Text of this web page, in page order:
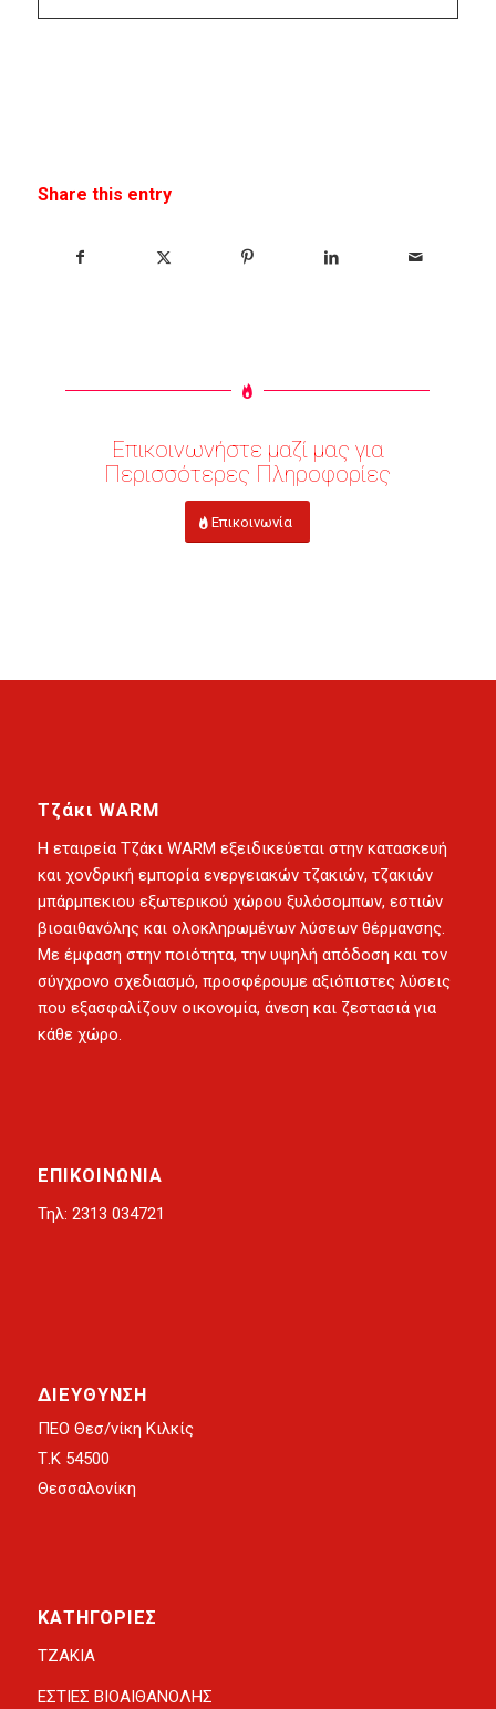
Share this entry
Επικοινωνήστε μαζί μας για
Περισσότερες Πληροφορίες
Επικοινωνία
Τζάκι WARM
Η εταιρεία Τζάκι WARM εξειδικεύεται στην κατασκευή
και χονδρική εμπορία ενεργειακών τζακιών, τζακιών
μπάρμπεκιου εξωτερικού χώρου ξυλόσομπων, εστιών
βιοαιθανόληςκαι ολοκληρωμένων λύσεων θέρμανσης.
Με έμφαση στην ποιότητα, την υψηλή απόδοση και τον
σύγχρονο σχεδιασμό, προσφέρουμε αξιόπιστες λύσεις
που εξασφαλίζουν οικονομία, άνεση και ζεστασιά για
κάθε χώρο.
ΕΠΙΚΟΙΝΩΝΙΑ
Τηλ: 2313 034721
ΔΙΕΥΘΥΝΣΗ
ΠΕΟ Θεσ/νίκη Κιλκίς
Τ.Κ 54500
Θεσσαλονίκη
ΚΑΤΗΓΟΡΙΕΣ
ΤΖΑΚΙΑ
ΕΣΤΙΕΣ ΒΙΟΑΙΘΑΝΟΛΗΣ